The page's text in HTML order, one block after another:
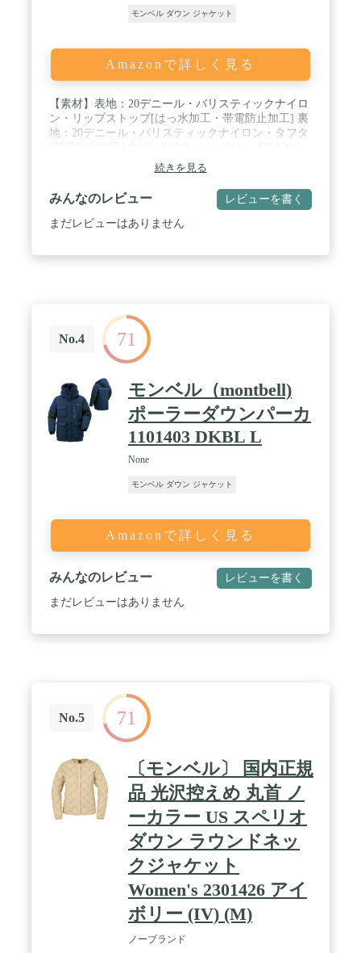
モンベル ダウン ジャケット
Amazonで詳しく見る
【素材】表地：20デニール・バリスティックナイロ
ン・リップストップ[はっ水加工・帯電防止加工] 裏
地：20デニール・バリスティックナイロン・タフタ
/ 【カラー】アイボリー (IV) / 【サイズ】L / 【特
長】ダウンプルーフ加工 / デュアルアクスルフード
/ シングルキルト構造 / ジッパーがあごに当たらな
い仕様 / リードインコード・システム / コンシール
ジッパー / スタッフバッグ付き / 【ポケット】4個
続きを見る
みんなのレビュー レビューを書く
まだレビューはありません
No.4 71
モンベル（montbell)
ポーラーダウンパーカ
1101403 DKBL L
None
モンベル ダウン ジャケット
Amazonで詳しく見る
みんなのレビュー レビューを書く
まだレビューはありません
No.5 71
〔モンベル〕 国内正規
品 光沢控えめ 丸首 ノ
ーカラー US スペリオ
ダウン ラウンドネッ
クジャケット
Women's 2301426 アイ
ボリー (IV) (M)
ノーブランド